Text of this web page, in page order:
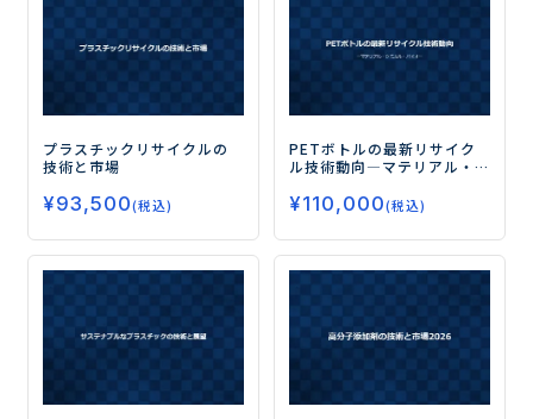
プラスチックリサイクルの
技術と市場
¥93,500(税込)
PETボトルの最新リサイク
ル技術動向―マテリアル・
¥110,000(税込)